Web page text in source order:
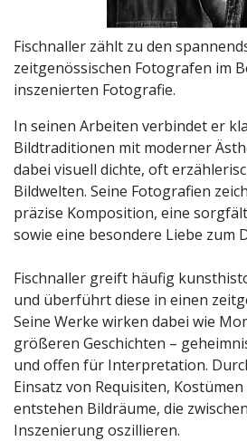
Fischnaller zählt zu den
zeitgenössischen Fotografen im
inszenierten Fotografie.
In seinen Arbeiten verbindet er
Bildtraditionen mit moderner
dabei visuell dichte, oft
Bildwelten. Seine Fotografien
präzise Komposition, eine
sowie eine besondere Liebe zum
Fischnaller greift häufig
und überführt diese in einen
Seine Werke wirken dabei wie
größeren Geschichten –
und offen für Interpretation.
Einsatz von Requisiten,
entstehen Bildräume, die
Inszenierung oszillieren.